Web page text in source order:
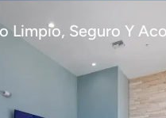
Limpio, Seguro Y